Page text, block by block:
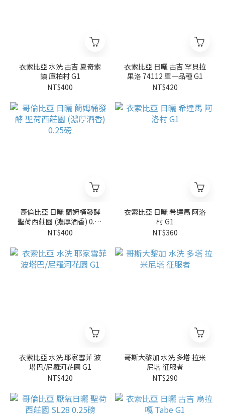
衣索比亞 水洗 古吉 夏奇索
鎮 庫柏村 G1
NT$400
衣索比亞 日曬 古吉 罕貝拉
果洛 74112 單一品種 G1
NT$420
哥倫比亞 日曬 蘭姆桶發酵
聖荷西莊園 (濃厚酒香) 0.25
磅
NT$400
衣索比亞 日曬 希達馬 阿洛
村 G1
NT$360
衣索比亞 水洗 耶家雪菲 波
塔巴/尼羅河花園 G1
NT$420
哥斯大黎加 水洗 多塔 拉米
尼塔 征服者
NT$290